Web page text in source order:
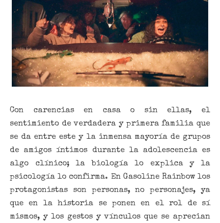
Con carencias en casa o sin ellas, el
sentimiento de verdadera y primera familia que
se da entre este y la inmensa mayoría de grupos
de amigos íntimos durante la adolescencia es
algo clínico; la biología lo explica y la
psicología lo confirma. En Gasoline Rainbow los
protagonistas son personas, no personajes, ya
que en la historia se ponen en el rol de sí
mismos, y los gestos y vínculos que se aprecian